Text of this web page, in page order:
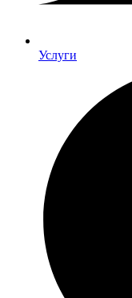
Услуги